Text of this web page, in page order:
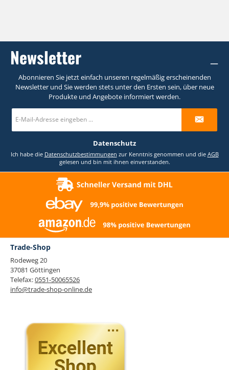
Newsletter
Abonnieren Sie jetzt einfach unseren regelmäßig erscheinenden
Newsletter und Sie werden stets unter den Ersten sein, über neue
Produkte und Angebote informiert werden.
Mail-
Datenschutz
Ich habe die Datenschutzbestimmungen zur Kenntnis genommen und die AGB
gelesen und bin mit ihnen einverstanden.
Trade-Shop
Rodeweg 20
37081 Göttingen
Telefax:0551-50065526
info@trade-shop-online.de